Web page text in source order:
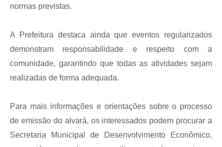
normas previstas.
A Prefeitura destaca ainda que eventos regularizados
demonstram responsabilidade e respeito com a
comunidade, garantindo que todas as atividades sejam
realizadas de forma adequada.
Para mais informações e orientações sobre o processo
de emissão do alvará, os interessados podem procurar a
Secretaria Municipal de Desenvolvimento Econômico,